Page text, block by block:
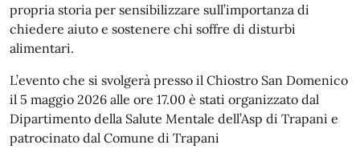
propria storia per sensibilizzare sull’importanza di
chiedere aiuto e sostenere chi soffre di disturbi
alimentari.
L’evento che si svolgerà presso il Chiostro San Domenico
il 5 maggio 2026 alle ore 17.00 è stati organizzato dal
Dipartimento della Salute Mentale dell’Asp di Trapani e
patrocinato dal Comune di Trapani